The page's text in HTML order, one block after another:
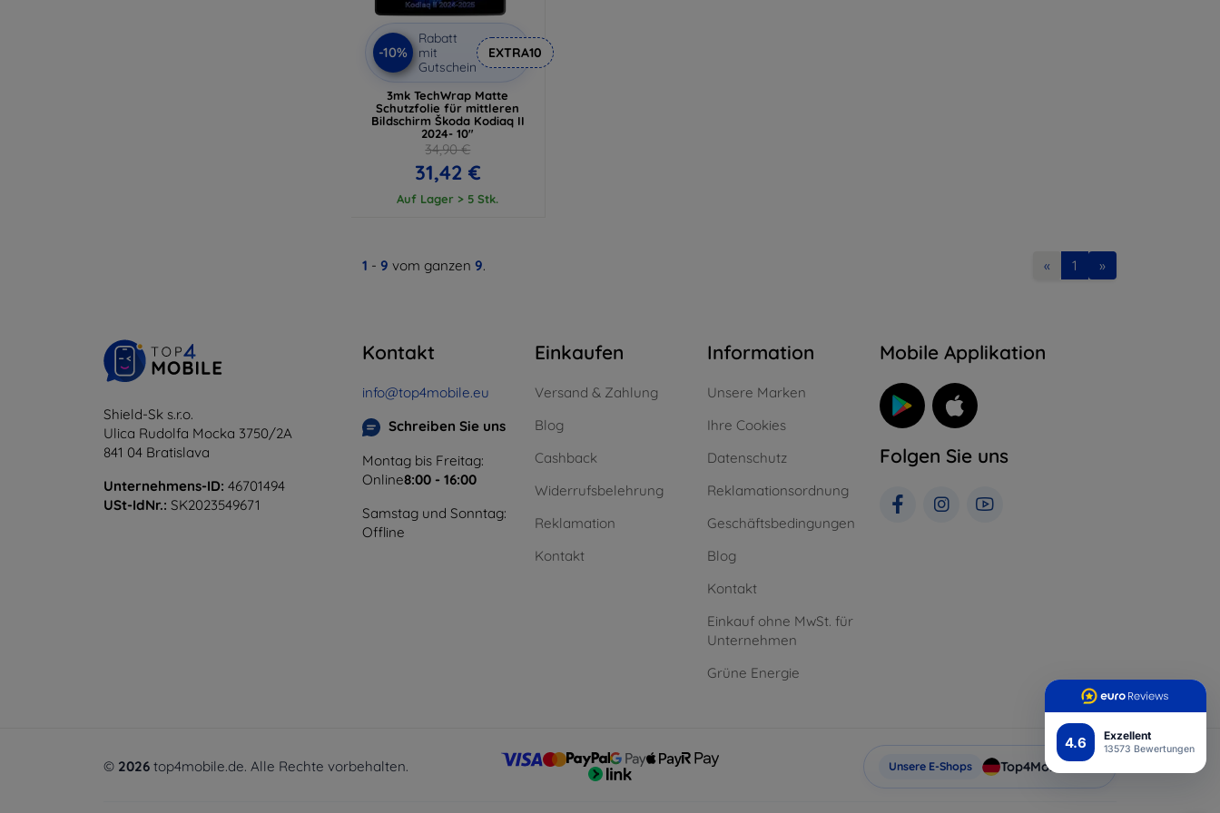
4.6 Exzellent
13573 Bewertungen
-10%
Rabatt
mit
Gutschein
EXTRA10
3mk TechWrap Matte
Schutzfolie für mittleren
Bildschirm Škoda Kodiaq II
2024- 10"
34,90 €
31,42 €
Auf Lager > 5 Stk.
1 - 9 vom ganzen 9. « 1 »
Shield-Sk s.r.o.
Ulica Rudolfa Mocka 3750/2A
841 04 Bratislava
Unternehmens-ID: 46701494
USt-IdNr.: SK2023549671
Kontakt
info@top4mobile.eu
Schreiben Sie uns
Montag bis Freitag:
Online8:00 - 16:00
Samstag und Sonntag:
Offline
Einkaufen
Versand & Zahlung
Blog
Cashback
Widerrufsbelehrung
Reklamation
Kontakt
Information
Unsere Marken
Ihre Cookies
Datenschutz
Reklamationsordnung
Geschäftsbedingungen
Blog
Kontakt
Einkauf ohne MwSt. für
Unternehmen
Grüne Energie
Mobile Applikation
Folgen Sie uns
© 2026 top4mobile.de. Alle Rechte vorbehalten. Unsere E-Shops Top4Mobile.de